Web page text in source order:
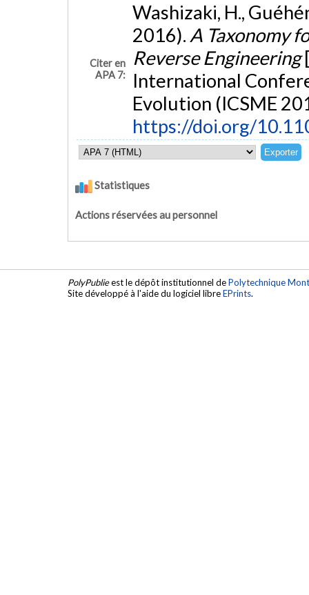
Citer en
APA 7:
Washizaki, H.,
2016). A Taxonomy
Reverse Engineering
International
Evolution (ICSME
https://doi.org/
Statistiques
Actions réservées au personnel
PolyPublieest le dépôt institutionnel dePolytechnique
Site développé à l'aide du logiciel libreEPrints.